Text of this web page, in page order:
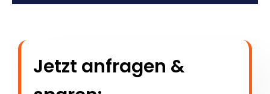
Jetzt anfragen &